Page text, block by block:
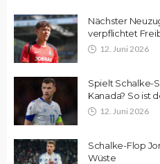
Nächster
verpflichtet
12. Juni 2026
Spielt Schalke-
Kanada? So ist
12. Juni 2026
Schalke-Flop
Wüste